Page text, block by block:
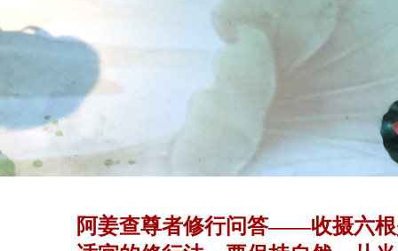
阿姜查尊者修行问答——收摄六